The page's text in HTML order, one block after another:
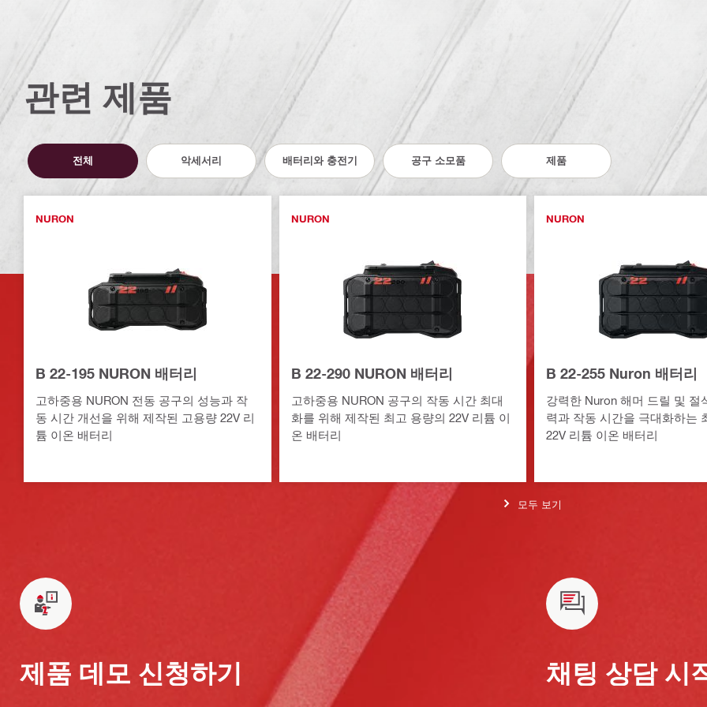
관련 제품
전체 악세서리 배터리와 충전기 공구 소모품 제품
NURON
B 22-195 NURON 배터리
고하중용 NURON 전동 공구의 성능과 작
동 시간 개선을 위해 제작된 고용량 22V 리
튬 이온 배터리
NURON
B 22-290 NURON 배터리
고하중용 NURON 공구의 작동 시간 최대
화를 위해 제작된 최고 용량의 22V 리튬 이
온 배터리
NURON
B 22-255 Nuron 배터리
강력한 Nuron 해머 드릴 및 절
력과 작동 시간을 극대화하는
22V 리튬 이온 배터리
모두 보기
제품 데모 신청하기 채팅 상담 시